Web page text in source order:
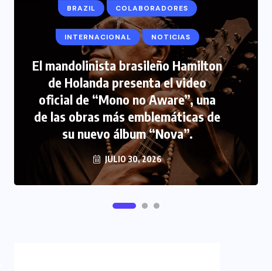
BRAZIL COLABORADORES
INTERNACIONAL NOTICIAS
El mandolinista brasileño Hamilton
de Holanda presenta el video
oficial de “Mono no Aware”, una
de las obras más emblemáticas de
su nuevo álbum “Nova”.
JULIO 30, 2026
COLABORADORES INTERNACIONAL
NOTICIAS PERIODISMO TURISTICO
FIPETUR se solidariza con
Venezuela
JUNIO 29, 2026